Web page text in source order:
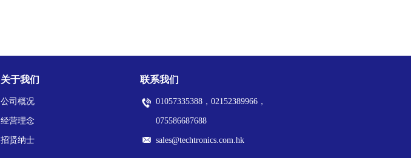
关于我们
公司概况
经营理念
招贤纳士
联系我们
01057335388，02152389966，
075586687688
sales@techtronics.com.hk